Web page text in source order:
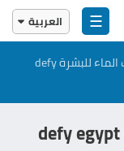
☰
العربية
English
العربية
فوائد شرب الماء للبشرة defy